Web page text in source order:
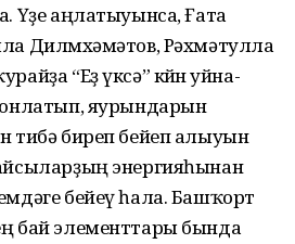
Үҙе аңла­ты­уынса, Ғата
Дил­мөхә­мә­тов, Рәхмәтулла
“Еҙ үксә” көйөн уйна­
яурында­рын
тибә биреп бейеп алыуын
энергияһы­нан
бейеү һала. Башҡорт
бай элементтары бында